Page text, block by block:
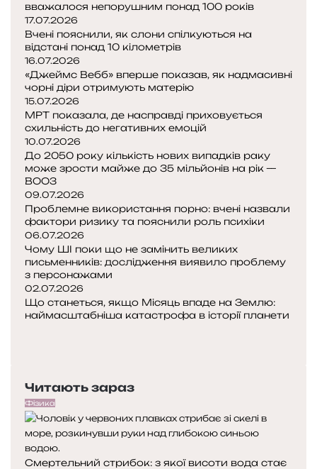
—
і
я
к
ц
м
і
н
и
л
о
З
м
л
ю
т
о
п
л
я
:
т
р
і
о
,
я
к
е
м
о
ж
е
в
а
с
и
вважалося непорушним понад 100 років
17.07.2026
Вчені пояснили, як слони спілкуються на
відстані понад 10 кілометрів
16.07.2026
«Джеймс Вебб» вперше показав, як надмасивні
чорні діри отримують матерію
15.07.2026
МРТ показала, де насправді приховується
схильність до негативних емоцій
10.07.2026
До 2050 року кількість нових випадків раку
може зрости майже до 35 мільйонів на рік —
ВООЗ
09.07.2026
Проблемне використання порно: вчені назвали
фактори ризику та пояснили роль психіки
06.07.2026
Чому ШІ поки що не замінить великих
письменників: дослідження виявило проблему
з персонажами
02.07.2026
Що станеться, якщо Місяць впаде на Землю:
наймасштабніша катастрофа в історії планети
р
е
д
н
я
с
т
у
п
н
а
с
Читають зараз
Фізика
Смертельний стрибок: з якої висоти вода стає